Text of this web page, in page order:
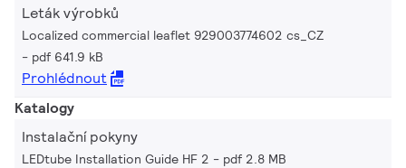
Leták výrobků
Localized commercial leaflet 929003774602 cs_CZ
pdf 641.9 kB
Prohlédnout
Katalogy
Instalační pokyny
LEDtube Installation Guide HF 2 pdf 2.8 MB